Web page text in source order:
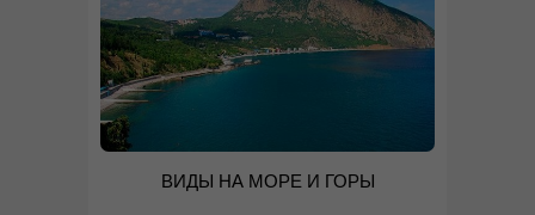
ВИДЫ НА МОРЕ И ГОРЫ